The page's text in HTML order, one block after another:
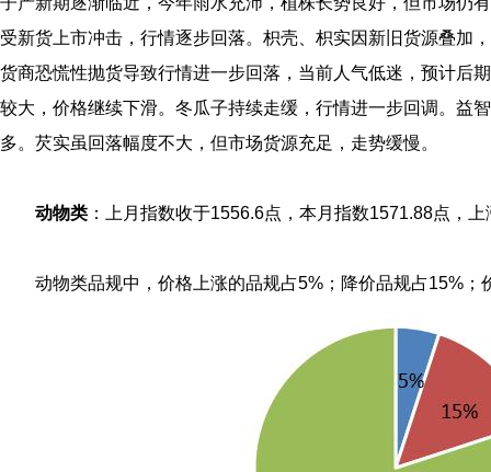
受新货上市冲击，行情逐步回落。枳壳、枳实因新旧货源叠加
货商恐慌性抛货导致行情进一步回落，当前人气低迷，预计后
较大，价格继续下滑。冬瓜子持续走缓，行情进一步回调。益
多。芡实虽回落幅度不大，但市场货源充足，走势缓慢。
动物类 ：上月指数收于1556.6点，本月指数1571.88点，
动物类品规中，价格上涨的品规占5%；降价品规占15%；